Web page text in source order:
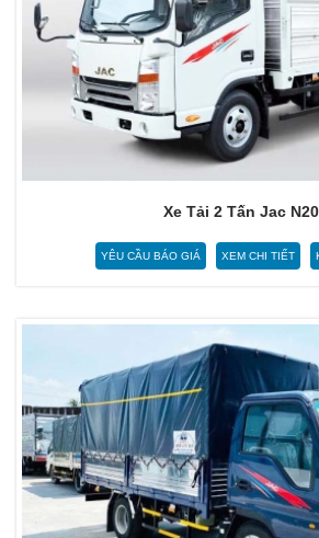
Xe Tải 2 Tấn Jac
YÊU CẦU BÁO GIÁ XEM CHI TIẾT